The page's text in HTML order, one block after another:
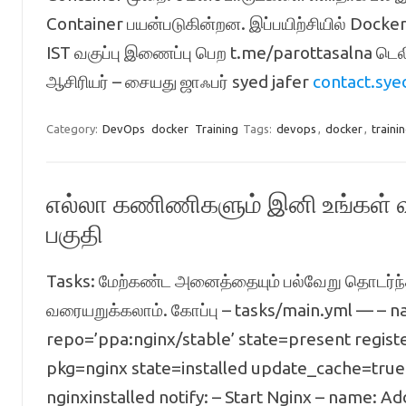
Container பயன்படுகின்றன. இப்பயிற்சியில்
IST வகுப்பு இணைப்பு பெற t.me/parottasalna
ஆசிரியர் – சையது ஜாஃபர் syed jafer
Category: DevOps docker Training Tags: devops , docker,
எல்லா கணிணிகளும் இனி உங்கள்
பகுதி
Tasks: மேற்கண்ட அனைத்தையும் பல்வேறு
வரையறுக்கலாம். கோப்பு – tasks/main.yml — –
repo=’ppa:nginx/stable’ state=present
pkg=nginx state=installed
nginxinstalled notify: – Start Nginx – name: